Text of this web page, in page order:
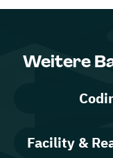
Weitere
Facility &